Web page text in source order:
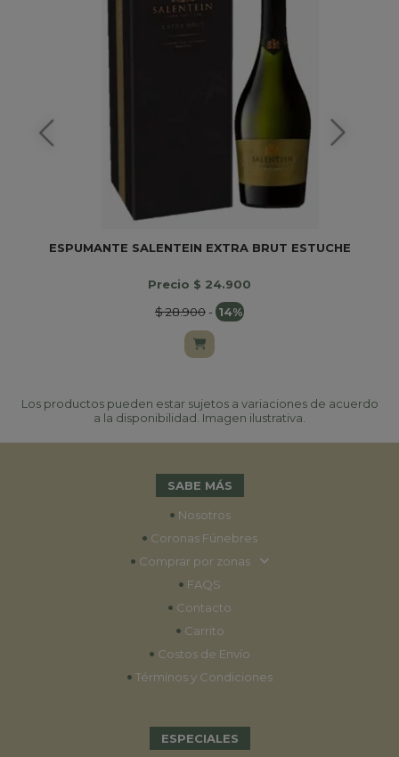
ESPUMANTE SALENTEIN EXTRA BRUT ESTUCHE
Precio $ 24.900
$ 28.900- 14%
Los productos pueden estar sujetos a variaciones de acuerdo
a la disponibilidad. Imagen ilustrativa.
SABE MÁS
• Nosotros
• Coronas Fúnebres
• Comprar por zonas
• FAQS
• Contacto
• Carrito
• Costos de Envío
• Términos y Condiciones
ESPECIALES